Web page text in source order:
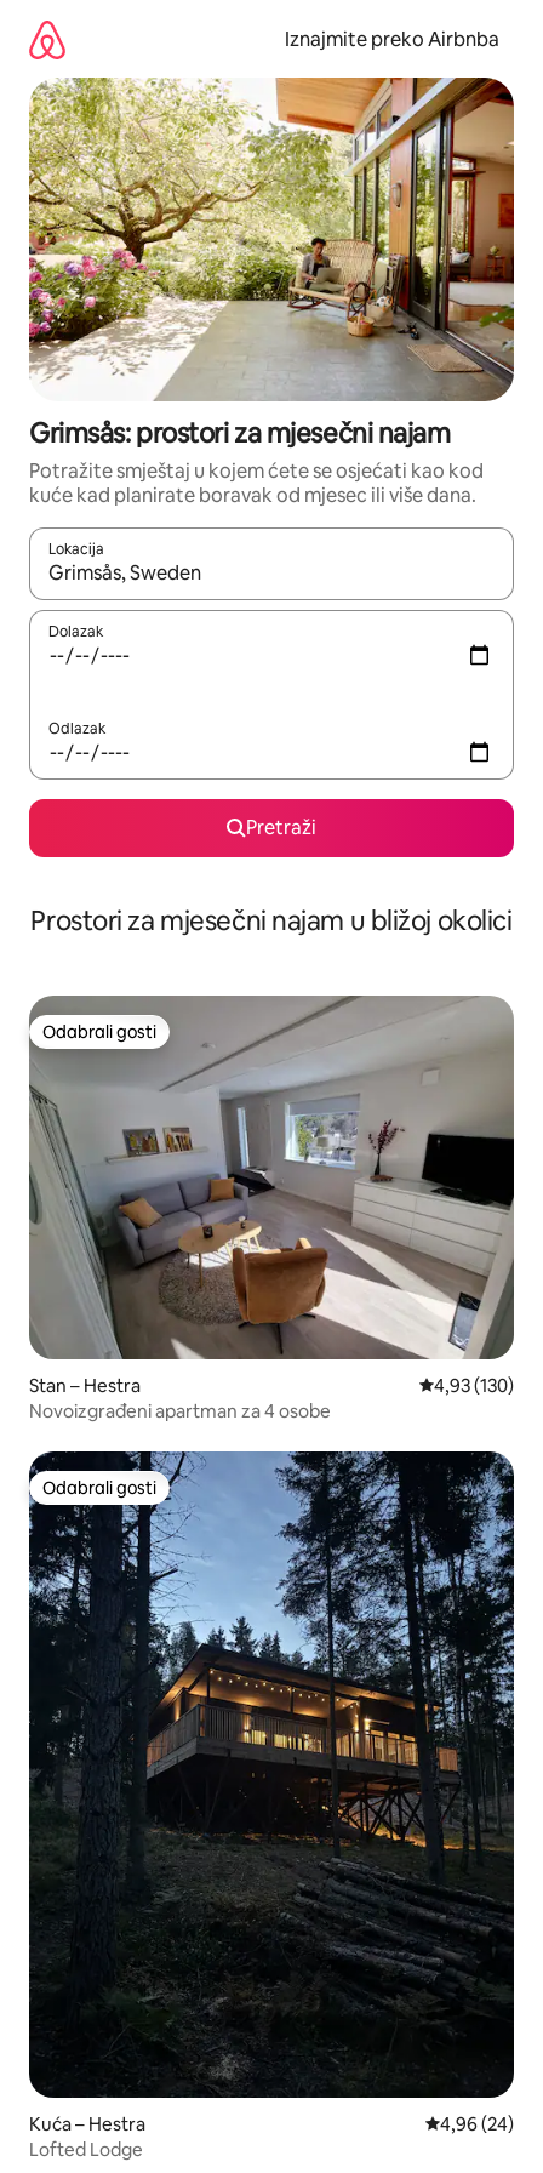
sadržaj
Iznajmite preko Airbnba
Grimsås: prostori za mjesečni najam
Potražite smještaj u kojem ćete se osjećati kao kod
kuće kad planirate boravak od mjesec ili više dana.
Lokacija
Kada budu dostupni rezultati, moći ćete ih pregledati
Dolazak
Odlazak
Pretraži
Prostori za mjesečni najam u bližoj okolici
Odabrali gosti
Odabrali gosti
Stan – Hestra Prosječna
4,93 (130)
Novoizgrađeni apartman za 4 osobe
Odabrali gosti
Odabrali gosti
Kuća – Hestra Prosječna
4,96 (24)
Lofted Lodge